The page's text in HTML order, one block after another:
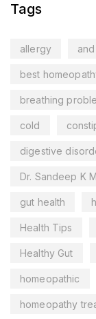
Tags
allergy
best
breathing
cold
digestive
Dr. Sandeep K
gut health
Health Tips
Healthy Gut
homeopathic
homeopathy